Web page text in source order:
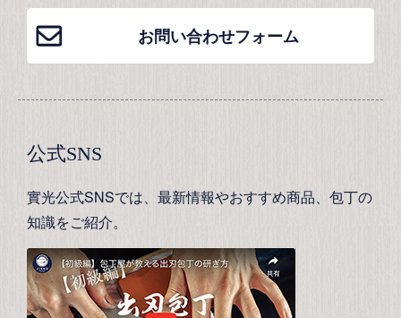
お問い合わせフォーム
公式SNS
實光公式SNSでは、最新情報やおすすめ商品、包丁の
知識をご紹介。